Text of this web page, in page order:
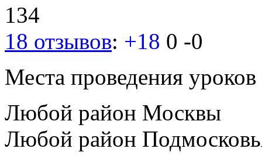
134
18 отзывов: +18 0 -0
Места проведения уроков
Любой район Москвы
Любой район